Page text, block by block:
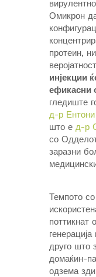
Омикрон
протеин,
инјекции
ефикасни
гледиште
д-р
што е д-р
со
заразни
Темпото
поттикнат
друго што
домаќин-
одзема